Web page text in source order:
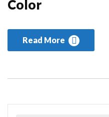
Color
Read More